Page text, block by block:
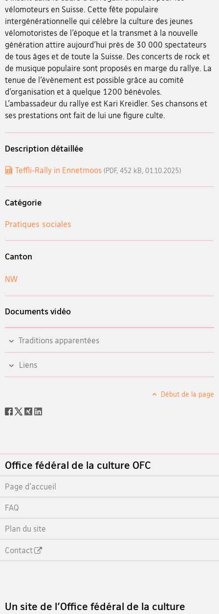
vélomoteurs en Suisse. Cette fête populaire
intergénérationnelle qui célèbre la culture des jeunes
vélomotoristes de l’époque et la transmet à la nouvelle
génération attire aujourd’hui près de 30 000 spectateurs
de tous âges et de toute la Suisse. Des concerts de rock et
de musique populaire sont proposés en marge du rallye. La
tenue de l’évènement est possible grâce au comité
d’organisation et à quelque 1200 bénévoles.
L’ambassadeur du rallye est Kari Kreidler. Ses chansons et
ses prestations ont fait de lui une figure culte.
Description détaillée
Teffli-Rally in Ennetmoos (PDF, 452 kB, 01.10.2025)
Catégorie
Pratiques sociales
Canton
NW
Documents vidéo
Traditions apparentées
Liens
Début de la page
Social
Footer
Office fédéral de la culture OFC
Page d'accueil
FAQ
Plan du site
Contact
Un site de l'Office fédéral de la culture